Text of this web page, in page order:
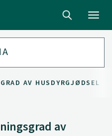
AV HUSDYRGJØDSEL
av